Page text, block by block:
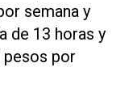
semana y
de 13 horas y
por